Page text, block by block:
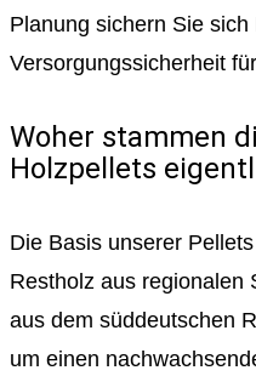
Planung sichern Sie sich
Versorgungssicherheit
Woher stammen
Holzpellets
Die Basis unserer
Restholz aus regionalen
aus dem süddeutschen
um einen